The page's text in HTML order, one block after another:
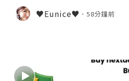
♥Eunice♥ 58分鐘前